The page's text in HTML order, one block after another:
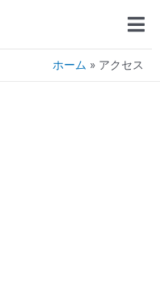
ホーム アクセス